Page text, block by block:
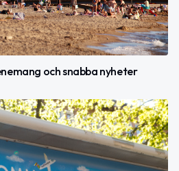
och snabba nyheter